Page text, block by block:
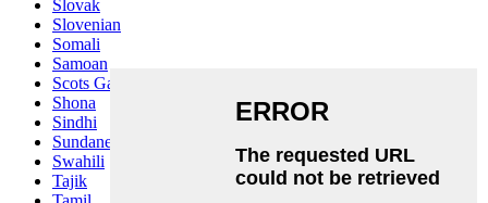
Slovak
Slovenian
Somali
Samoan
Scots Gaelic
Shona
Sindhi
Sundanese
Swahili
Tajik